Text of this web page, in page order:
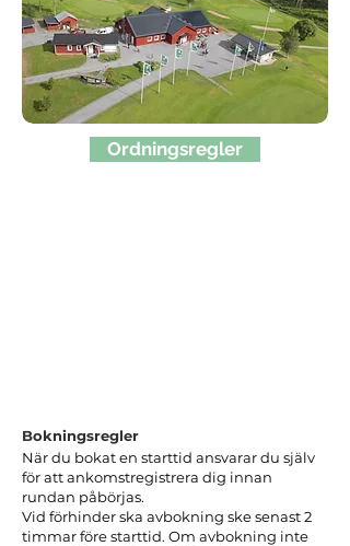
Ordningsregler
Bokningsregler
När du bokat en starttid ansvarar du själv
för att ankomstregistrera dig innan
rundan påbörjas.
Vid förhinder ska avbokning ske senast 2
timmar före starttid. Om avbokning inte